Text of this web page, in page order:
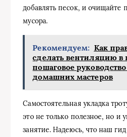
добавлять песок, и очищайте
мусора.
Рекомендуем: Как
сделать вентиляцию в
пошаговое
домашних мастеров
Самостоятельная укладка
это не только полезное, но и
занятие. Надеюсь, что наш